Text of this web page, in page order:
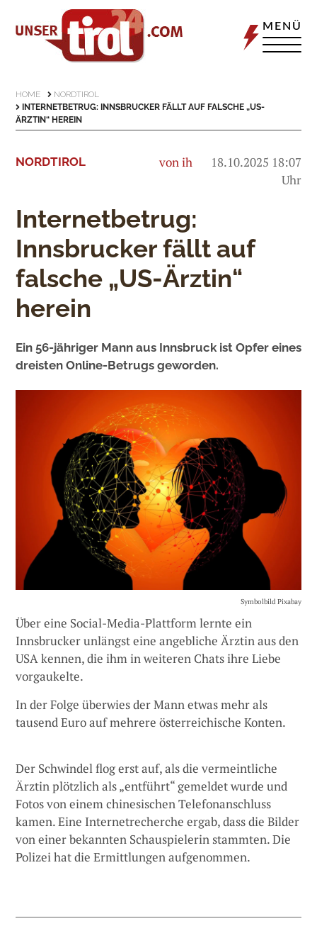
MENÜ
HOME
NORDTIROL
INTERNETBETRUG: INNSBRUCKER FÄLLT AUF FALSCHE „US-
ÄRZTIN“ HEREIN
NORDTIROL von ih
18.10.2025 18:07
Uhr
Internetbetrug:
Innsbrucker fällt auf
falsche „US-Ärztin“
herein
Ein 56-jähriger Mann aus Innsbruck ist Opfer eines
dreisten Online-Betrugs geworden.
Symbolbild Pixabay
Über eine Social-Media-Plattform lernte ein
Innsbrucker unlängst eine angebliche Ärztin aus den
USA kennen, die ihm in weiteren Chats ihre Liebe
vorgaukelte.
In der Folge überwies der Mann etwas mehr als
tausend Euro auf mehrere österreichische Konten.
Der Schwindel flog erst auf, als die vermeintliche
Ärztin plötzlich als „entführt“ gemeldet wurde und
Fotos von einem chinesischen Telefonanschluss
kamen. Eine Internetrecherche ergab, dass die Bilder
von einer bekannten Schauspielerin stammten. Die
Polizei hat die Ermittlungen aufgenommen.